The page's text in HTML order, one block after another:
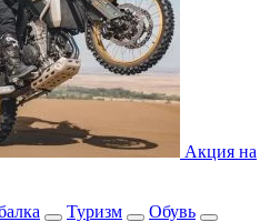
Акция на
Туризм
Обувь